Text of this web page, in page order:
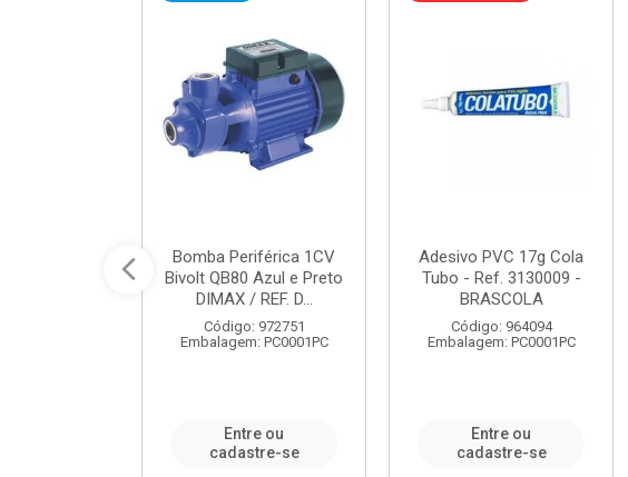
Bomba Periférica 1CV
Bivolt QB80 Azul e Preto
DIMAX / REF. D...
Código: 972751
Embalagem: PC0001PC
Entre ou
cadastre-se
Adesivo PVC 17g Cola
Tubo - Ref. 3130009 -
BRASCOLA
Código: 964094
Embalagem: PC0001PC
Entre ou
cadastre-se